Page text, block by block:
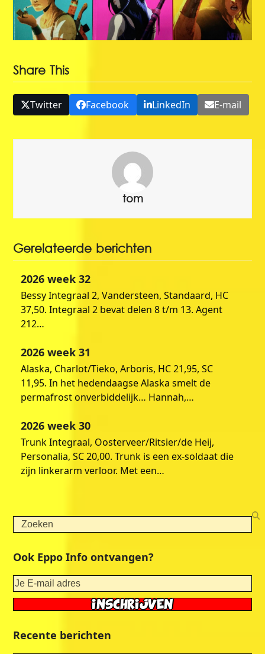
Share This
Twitter Facebook LinkedIn E-mail
tom
Gerelateerde berichten
2026 week 32
Bessy Integraal 2, Vandersteen, Standaard, HC
37,50. Integraal 2 bevat delen 8 t/m 13. Agent
212…
2026 week 31
Alaska, Charlot/Tieko, Arboris, HC 21,95, SC
11,95. In het hedendaagse Alaska smelt de
permafrost onverbiddelijk… Hannah,…
2026 week 30
Trunk Integraal, Oosterveer/Ritsier/de Heij,
Personalia, SC 20,00. Trunk is een ex-soldaat die
zijn linkerarm verloor. Met een…
Search
Ook Eppo Info ontvangen?
Recente berichten